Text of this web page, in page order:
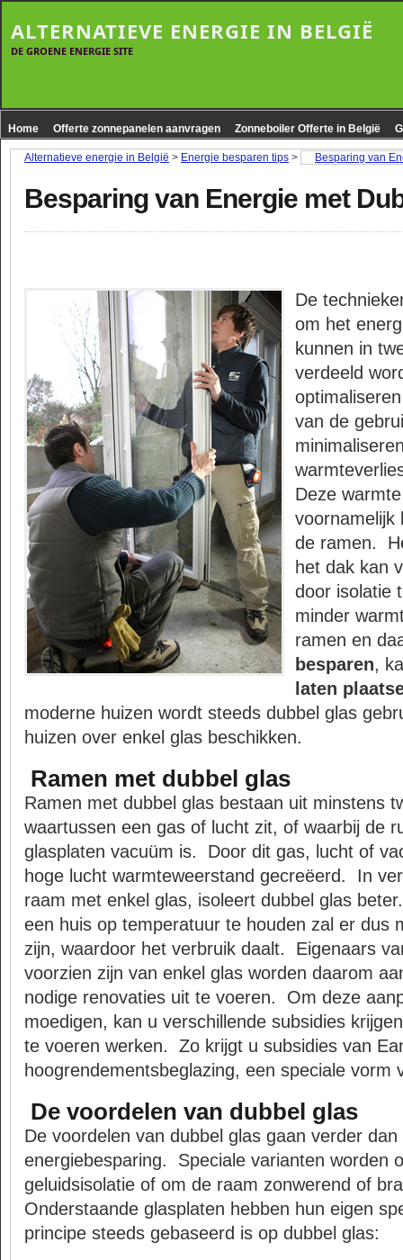
ALTERNATIEVE ENERGIE IN BELGIË
DE GROENE ENERGIE SITE
Home Offerte zonnepanelen aanvragen Zonneboiler Offerte in België
Alternatieve energie in België > Energie besparen tips > Besparing van
Besparing van Energie met
De
om het
kunnen in
verdeeld
van de
Deze
voornamelijk
de ramen.
het dak kan
door isolatie
minder
ramen en
besparen,
laten
moderne huizen wordt steeds dubbel glas
huizen over enkel glas beschikken.
Ramen met dubbel glas
Ramen met dubbel glas bestaan uit minstens
waartussen een gas of lucht zit, of waarbij de
glasplaten vacuüm is.
Door dit gas, lucht of
hoge lucht warmteweerstand gecreëerd.
In
raam met enkel glas, isoleert dubbel glas beter.
een huis op temperatuur te houden zal er dus
zijn, waardoor het verbruik daalt.
Eigenaars
voorzien zijn van enkel glas worden daarom
nodige renovaties uit te voeren.
Om deze
moedigen, kan u verschillende subsidies
te voeren werken.
Zo krijgt u subsidies van
hoogrendementsbeglazing, een speciale vorm
De voordelen van dubbel glas
De voordelen van dubbel glas gaan verder dan
energiebesparing.
Speciale varianten worden
geluidsisolatie of om de raam zonwerend of
Onderstaande glasplaten hebben hun eigen
principe steeds gebaseerd is op dubbel glas: